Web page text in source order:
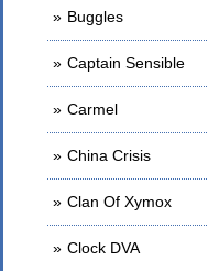
Buggles
Captain Sensible
Carmel
China Crisis
Clan Of Xymox
Clock DVA